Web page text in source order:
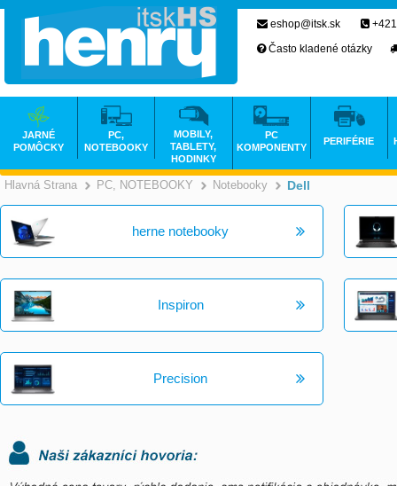
Hlavná Strana >
PC, NOTEBOOKY >
Notebooky >
Dell
herne notebooky
Inspiron
Precision
eshop@itsk.sk
Často kladené otázky
JARNÉ
POMÔCKY
PC,
NOTEBOOKY
MOBILY,
TABLETY,
HODINKY
PC
KOMPONENTY
PERIFÉRIE